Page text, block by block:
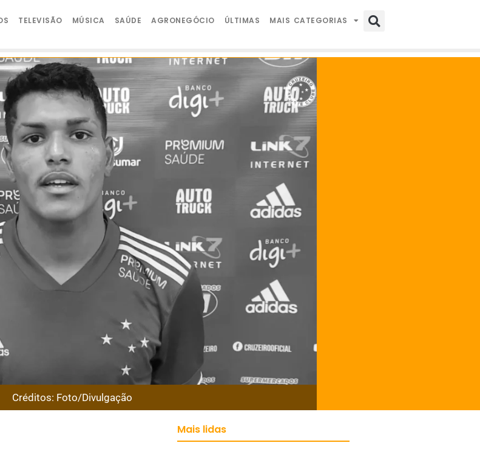
TELEVISÃO MÚSICA SAÚDE AGRONEGÓCIO ÚLTIMAS MAIS CATEGORIAS
Créditos: Foto/Divulgação
Mais lidas